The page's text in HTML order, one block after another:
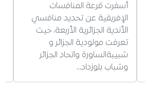
أسفرت قرعة المنافسات
الإفريقية عن تحديد منافسي
الأندية الجزائرية الأربعة، حيث
تعرفت مولودية الجزائر و
شبيبةالساورة واتحاد الجزائر
وشباب بلوزداد…